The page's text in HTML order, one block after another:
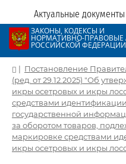
Актуальные
ЗАКОНЫ, КОДЕКСЫ И
НОРМАТИВНО-ПРАВОВЫЕ
РОССИЙСКОЙ ФЕДЕРАЦИИ
| Постановление
(ред. от 29.12.2025) "Об
икры осетровых и икры
средствами
государственной
за оборотом товаров,
маркировке средствами
икры осетровых и икры